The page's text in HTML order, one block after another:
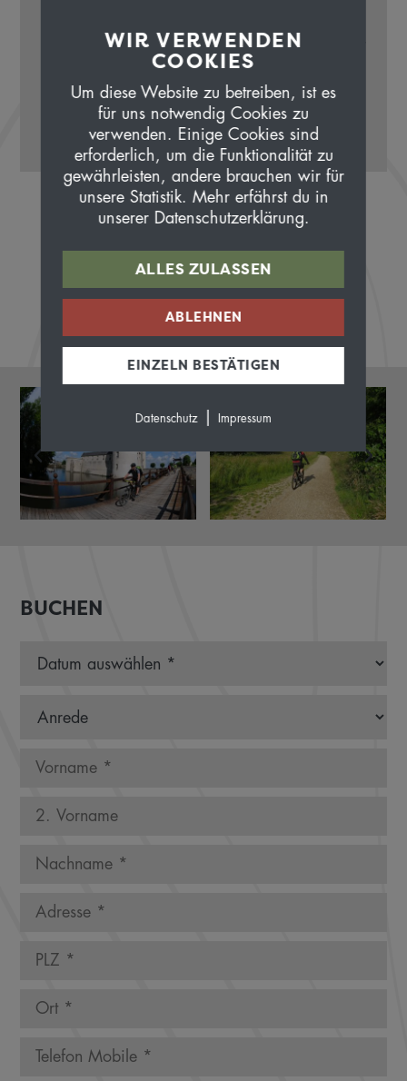
«Die Route war sehr schön. Die Schlösser sehr
eindrücklich. Würde ich sofort wieder
machen.»
Beat Holliger
Frick
BUCHEN
WIR VERWENDEN
COOKIES
Um diese Website zu betreiben, ist es
für uns notwendig Cookies zu
verwenden. Einige Cookies sind
erforderlich, um die Funktionalität zu
gewährleisten, andere brauchen wir für
unsere Statistik. Mehr erfährst du in
unserer Datenschutzerklärung.
ALLES ZULASSEN
ABLEHNEN
EINZELN BESTÄTIGEN
Datenschutz| Impressum